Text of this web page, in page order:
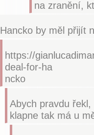
na zranění,
Hancko by měl přijít
https://
deal-for-ha
ncko
Abych pravdu
klapne tak má u